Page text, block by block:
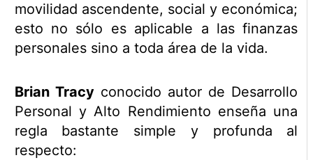
movilidad ascendente, social y económica;
esto no sólo es aplicable a las finanzas
personales sino a toda área de la vida.
Brian Tracyconocido autor de Desarrollo
Personal y Alto Rendimiento enseña una
regla bastante simple y profunda al
respecto: